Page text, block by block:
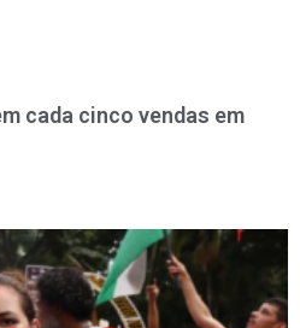
cada cinco vendas em